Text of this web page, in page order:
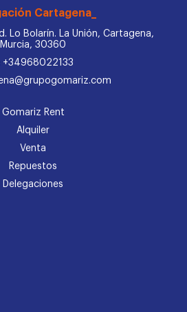
Cartagena_
Lo Bolarín. La Unión, Cartagena,
Murcia, 30360
+34968022133
Gomariz Rent
Alquiler
Venta
Repuestos
Delegaciones